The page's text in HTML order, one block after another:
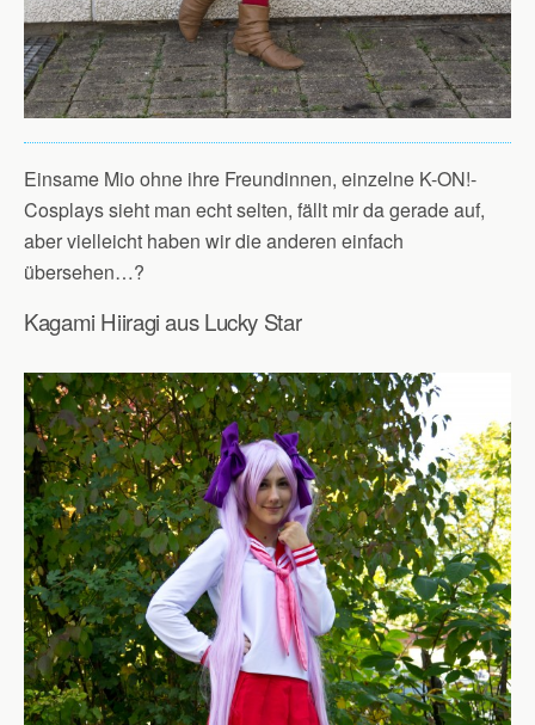
Einsame Mio ohne ihre Freundinnen, einzelne K-ON!-
Cosplays sieht man echt selten, fällt mir da gerade auf,
aber vielleicht haben wir die anderen einfach
übersehen…?
Kagami Hiiragi aus Lucky Star